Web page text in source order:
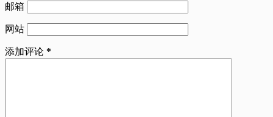
邮箱
网站
添加评论 *